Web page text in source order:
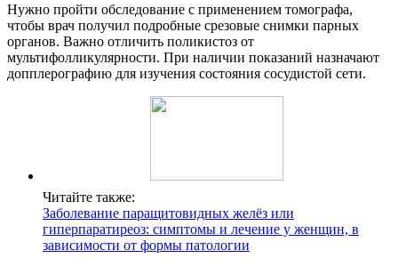
Нужно пройти обследование с применением томографа,
чтобы врач получил подробные срезовые снимки парных
органов. Важно отличить поликистоз от
мультифолликулярности. При наличии показаний назначают
допплерографию для изучения состояния сосудистой сети.
Читайте также:
Заболевание паращитовидных желёз или
гиперпаратиреоз: симптомы и лечение у женщин, в
зависимости от формы патологии